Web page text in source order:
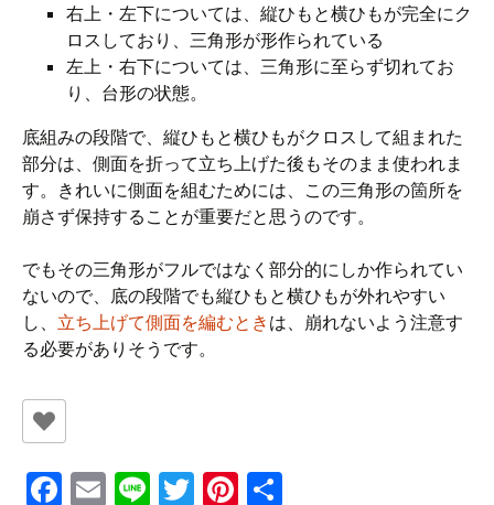
右上・左下については、縦ひもと横ひもが完全にク
ロスしており、三角形が形作られている
左上・右下については、三角形に至らず切れてお
り、台形の状態。
底組みの段階で、縦ひもと横ひもがクロスして組まれた
部分は、側面を折って立ち上げた後もそのまま使われま
す。きれいに側面を組むためには、この三角形の箇所を
崩さず保持することが重要だと思うのです。
でもその三角形がフルではなく部分的にしか作られてい
ないので、底の段階でも縦ひもと横ひもが外れやすい
し、 立ち上げて側面を編むとき は、崩れないよう注意す
る必要がありそうです。
Fa E
Li T
Pi